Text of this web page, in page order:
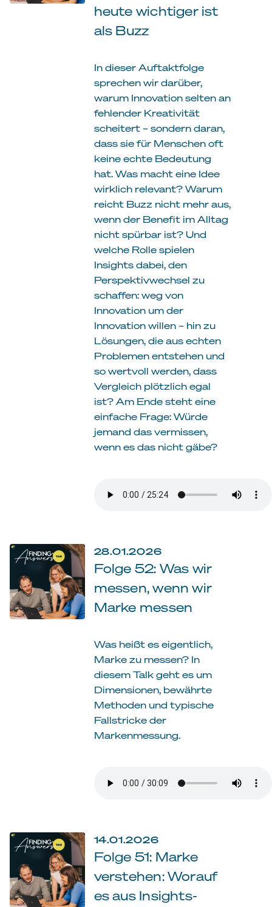
heute wichtiger ist
als Buzz
In dieser Auftaktfolge
sprechen wir darüber,
warum Innovation selten an
fehlender Kreativität
scheitert – sondern daran,
dass sie für Menschen oft
keine echte Bedeutung
hat. Was macht eine Idee
wirklich relevant? Warum
reicht Buzz nicht mehr aus,
wenn der Benefit im Alltag
nicht spürbar ist? Und
welche Rolle spielen
Insights dabei, den
Perspektivwechsel zu
schaffen: weg von
Innovation um der
Innovation willen – hin zu
Lösungen, die aus echten
Problemen entstehen und
so wertvoll werden, dass
Vergleich plötzlich egal
ist? Am Ende steht eine
einfache Frage: Würde
jemand das vermissen,
wenn es das nicht gäbe?
28.01.2026
Folge 52: Was wir
messen, wenn wir
Marke messen
Was heißt es eigentlich,
Marke zu messen? In
diesem Talk geht es um
Dimensionen, bewährte
Methoden und typische
Fallstricke der
Markenmessung.
14.01.2026
Folge 51: Marke
verstehen: Worauf
es aus Insights-